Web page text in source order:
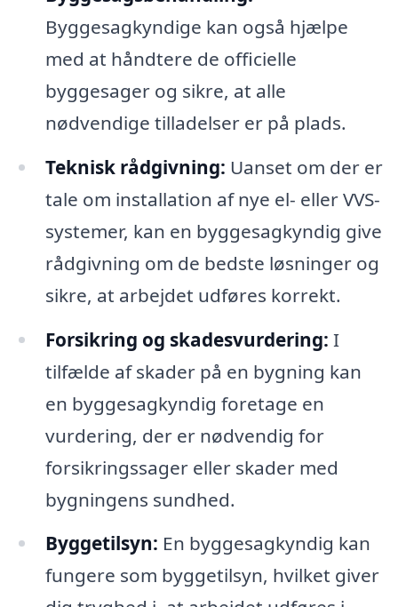
Byggesagkyndige kan også hjælpe
med at håndtere de officielle
byggesager og sikre, at alle
nødvendige tilladelser er på plads.
Teknisk rådgivning: Uanset om der er
tale om installation af nye el- eller VVS-
systemer, kan en byggesagkyndig give
rådgivning om de bedste løsninger og
sikre, at arbejdet udføres korrekt.
Forsikring og skadesvurdering: I
tilfælde af skader på en bygning kan
en byggesagkyndig foretage en
vurdering, der er nødvendig for
forsikringssager eller skader med
bygningens sundhed.
Byggetilsyn: En byggesagkyndig kan
fungere som byggetilsyn, hvilket giver